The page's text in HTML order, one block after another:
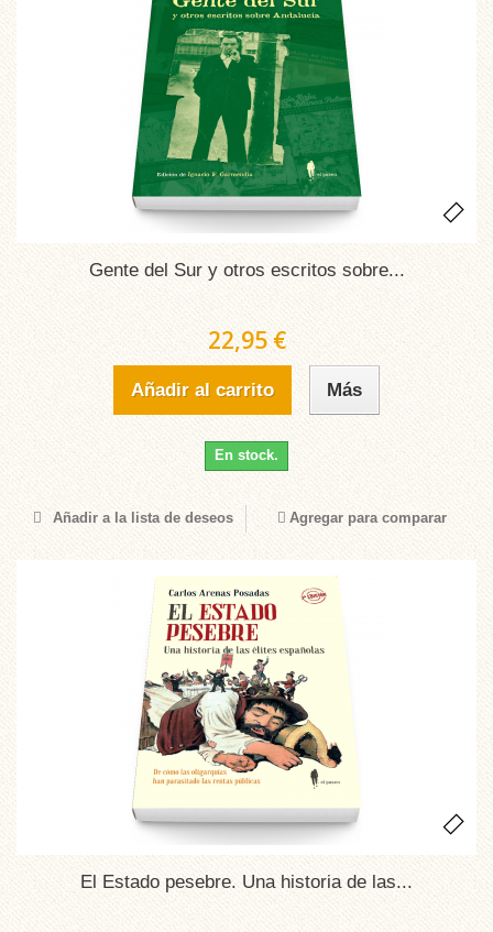
Gente del Sur y otros escritos sobre...
22,95 €
Añadir al carrito Más
En stock.
Añadir a la lista de deseos Agregar para comparar
El Estado pesebre. Una historia de las...